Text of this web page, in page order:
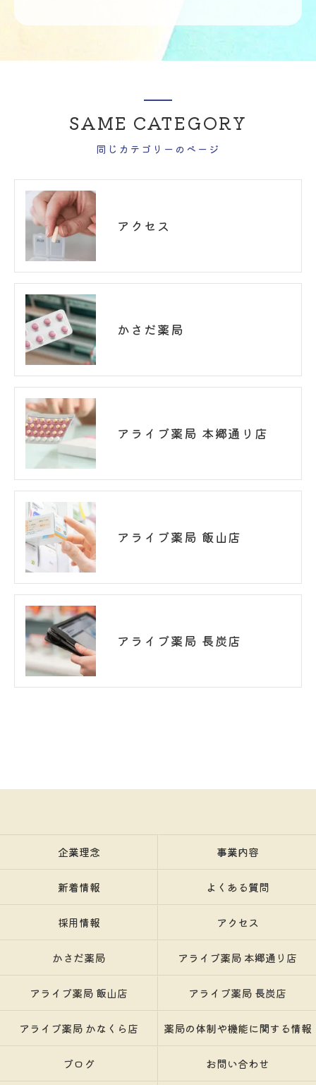
同じカテゴリーのページ
SAME CATEGORY
アクセス
かさだ薬局
アライブ薬局 本郷通り店
アライブ薬局 飯山店
アライブ薬局 長炭店
企業理念 事業内容
新着情報 よくある質問
採用情報 アクセス
かさだ薬局 アライブ薬局 本郷通り店
アライブ薬局 飯山店 アライブ薬局 長炭店
アライブ薬局 かなくら店 薬局の体制や機能に関する情報
ブログ お問い合わせ